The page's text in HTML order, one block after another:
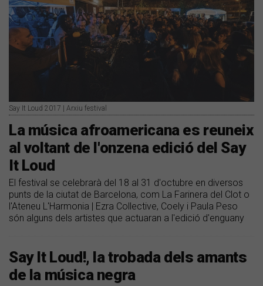
Say It Loud 2017 | Arxiu festival
La música afroamericana es reuneix
al voltant de l'onzena edició del Say
It Loud
El festival se celebrarà del 18 al 31 d'octubre en diversos
punts de la ciutat de Barcelona, com La Farinera del Clot o
l'Ateneu L'Harmonia | Ezra Collective, Coely i Paula Peso
són alguns dels artistes que actuaran a l'edició d'enguany
Say It Loud!, la trobada dels amants
de la música negra